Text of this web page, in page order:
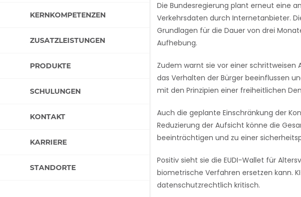
KERNKOMPETENZEN
ZUSATZLEISTUNGEN
PRODUKTE
SCHULUNGEN
KONTAKT
KARRIERE
STANDORTE
Die Bundesregierung plant erneut eine
Verkehrsdaten durch Internetanbieter.
Grundlagen für die Dauer von drei
Aufhebung.
Zudem warnt sie vor einer schrittweisen
das Verhalten der Bürger beeinflussen
mit den Prinzipien einer freiheitlichen
Auch die geplante Einschränkung der
Reduzierung der Aufsicht könne die
beeinträchtigen und zu einer
Positiv sieht sie die EUDI-Wallet für
biometrische Verfahren ersetzen kann.
datenschutzrechtlich kritisch.